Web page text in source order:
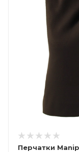
Перчатки